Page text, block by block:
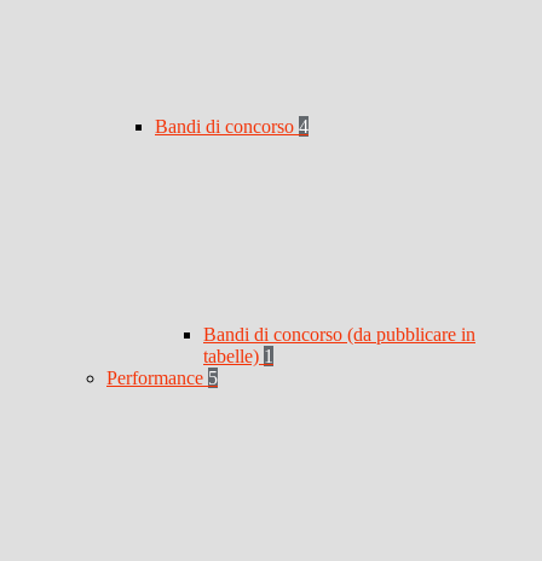
Bandi di concorso 4
Bandi di concorso (da pubblicare in
tabelle) 1
Performance 5